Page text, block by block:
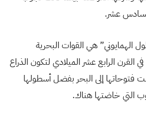
عشر.
الهمايوني” هي القوات البحرية
القرن الرابع عشر الميلادي لتكون الذراع
فتوحاتها إلى البحر بفضل أسطولها
التي خاضتها هناك.